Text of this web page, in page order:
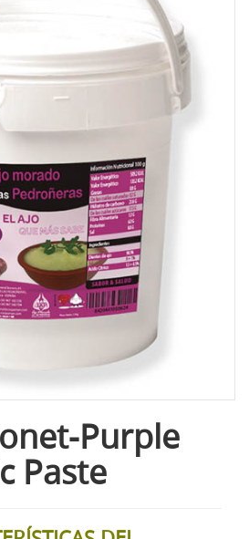
Purple
Paste